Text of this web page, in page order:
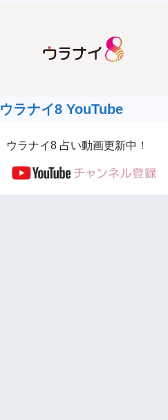
ウラナイ8 YouTube
ウラナイ8 占い動画更新中！